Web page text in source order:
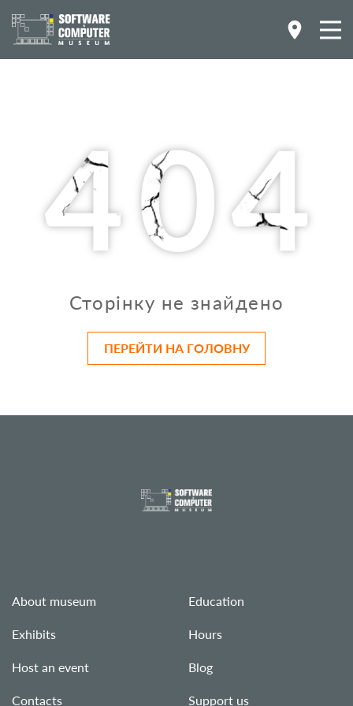
Сторінку не знайдено
ПЕРЕЙТИ НА ГОЛОВНУ
About museum
Exhibits
Host an event
Contacts
Education
Hours
Blog
Support us